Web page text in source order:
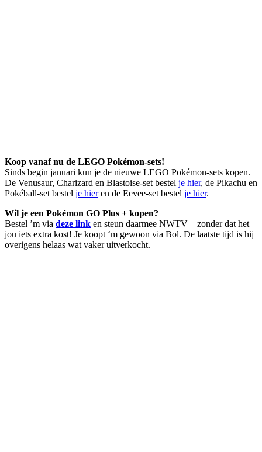
Koop vanaf nu de LEGO Pokémon-sets!
Sinds begin januari kun je de nieuwe LEGO Pokémon-sets kopen.
De Venusaur, Charizard en Blastoise-set bestel je hier, de Pikachu en
Pokéball-set bestel je hieren de Eevee-set bestel je hier.
Wil je een Pokémon GO Plus + kopen?
Bestel ’m via deze link en steun daarmee NWTV – zonder dat het
jou iets extra kost! Je koopt ‘m gewoon via Bol. De laatste tijd is hij
overigens helaas wat vaker uitverkocht.